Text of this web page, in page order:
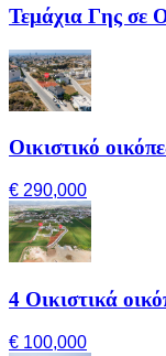
Τεμάχια Γης σε
Οικιστικό
€ 290,000
4 Οικιστικά
€ 100,000